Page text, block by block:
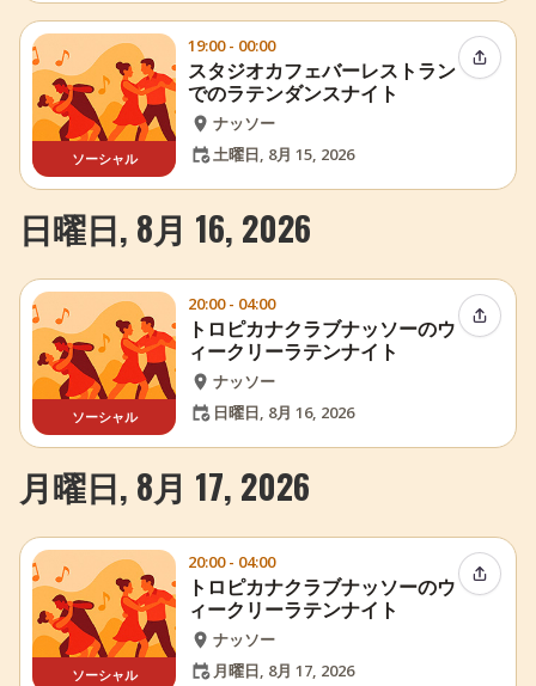
ソーシャル
19:00 - 00:00
スタジオカフェバーレストラン
でのラテンダンスナイト
ナッソー
土曜日, 8月 15, 2026
イベン
日曜日, 8月 16, 2026
ソーシャル
20:00 - 04:00
トロピカナクラブナッソーのウ
ィークリーラテンナイト
ナッソー
日曜日, 8月 16, 2026
イベン
月曜日, 8月 17, 2026
ソーシャル
20:00 - 04:00
トロピカナクラブナッソーのウ
ィークリーラテンナイト
ナッソー
月曜日, 8月 17, 2026
イベン